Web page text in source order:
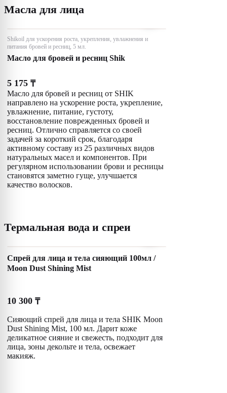
Масла для лица
Shikoil для ускорения роста, укрепления, увлажнения и
питания бровей и ресниц, 5 мл.
Масло для бровей и ресниц Shik
5 175 ₸
Масло для бровей и ресниц от SHIK
направлено на ускорение роста, укрепление,
увлажнение, питание, густоту,
восстановление поврежденных бровей и
ресниц. Отлично справляется со своей
задачей за короткий срок, благодаря
активному составу из 25 различных видов
натуральных масел и компонентов. При
регулярном использовании брови и ресницы
становятся заметно гуще, улучшается
качество волосков.
Термальная вода и спреи
Спрей для лица и тела сияющий 100мл /
Moon Dust Shining Mist
10 300 ₸
Сияющий спрей для лица и тела SHIK Moon
Dust Shining Mist, 100 мл. Дарит коже
деликатное сияние и свежесть, подходит для
лица, зоны декольте и тела, освежает
макияж.